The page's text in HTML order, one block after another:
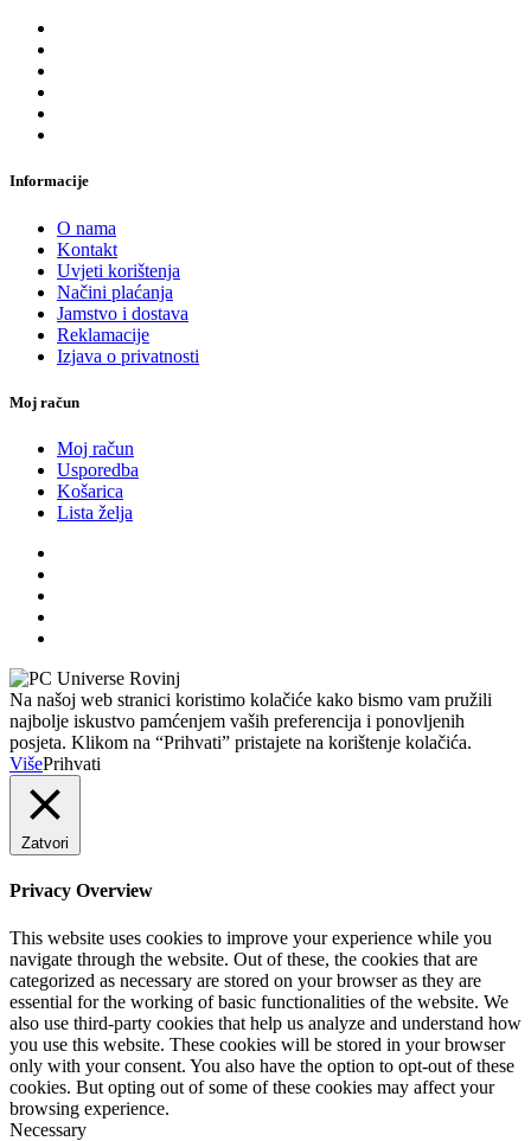
Informacije
O nama
Kontakt
Uvjeti korištenja
Načini plaćanja
Jamstvo i dostava
Reklamacije
Izjava o privatnosti
Moj račun
Moj račun
Usporedba
Košarica
Lista želja
Na našoj web stranici koristimo kolačiće kako bismo vam pružili
najbolje iskustvo pamćenjem vaših preferencija i ponovljenih
posjeta. Klikom na “Prihvati” pristajete na korištenje kolačića.
VišePrihvati
Zatvori
Privacy Overview
This website uses cookies to improve your experience while you
navigate through the website. Out of these, the cookies that are
categorized as necessary are stored on your browser as they are
essential for the working of basic functionalities of the website. We
also use third-party cookies that help us analyze and understand how
you use this website. These cookies will be stored in your browser
only with your consent. You also have the option to opt-out of these
cookies. But opting out of some of these cookies may affect your
browsing experience.
Necessary